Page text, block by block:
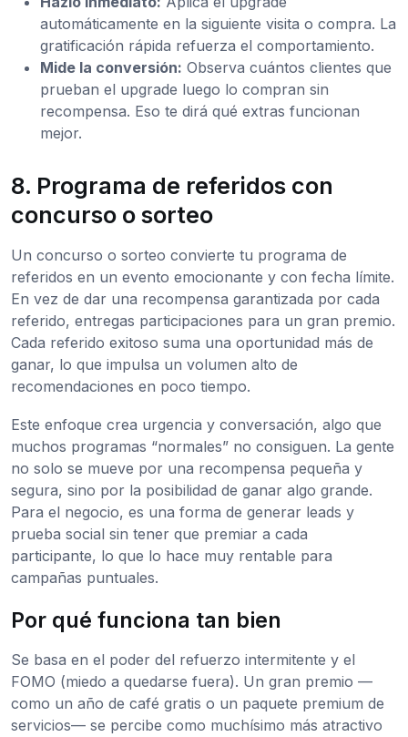
automáticamente en la siguiente visita o compra. La
gratificación rápida refuerza el comportamiento.
Mide la conversión: Observa cuántos clientes que
prueban el upgrade luego lo compran sin
recompensa. Eso te dirá qué extras funcionan
mejor.
8. Programa de referidos con
concurso o sorteo
Un concurso o sorteo convierte tu programa de
referidos en un evento emocionante y con fecha límite.
En vez de dar una recompensa garantizada por cada
referido, entregas participaciones para un gran premio.
Cada referido exitoso suma una oportunidad más de
ganar, lo que impulsa un volumen alto de
recomendaciones en poco tiempo.
Este enfoque crea urgencia y conversación, algo que
muchos programas “normales” no consiguen. La gente
no solo se mueve por una recompensa pequeña y
segura, sino por la posibilidad de ganar algo grande.
Para el negocio, es una forma de generar leads y
prueba social sin tener que premiar a cada
participante, lo que lo hace muy rentable para
campañas puntuales.
Por qué funciona tan bien
Se basa en el poder del refuerzo intermitente y el
FOMO (miedo a quedarse fuera). Un gran premio —
como un año de café gratis o un paquete premium de
servicios— se percibe como muchísimo más atractivo